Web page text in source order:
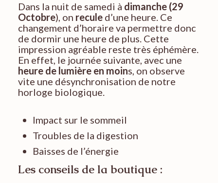
Dans la nuit de samedi à dimanche (29
Octobre), on reculed’une heure. Ce
changement d’horaire va permettre donc
de dormir une heure de plus. Cette
impression agréable reste très éphémère.
En effet, le journée suivante, avec une
heure de lumière en moins, on observe
vite une désynchronisation de notre
horloge biologique.
Impact sur le sommeil
Troubles de la digestion
Baisses de l’énergie
Les conseils de la boutique :